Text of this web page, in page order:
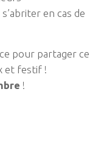
en cas de
pour partager ce
et festif !
!